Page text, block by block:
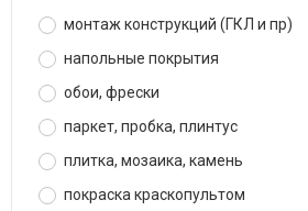
монтаж конструкций (ГКЛ и пр)
напольные покрытия
обои, фрески
паркет, пробка, плинтус
плитка, мозаика, камень
покраска краскопультом